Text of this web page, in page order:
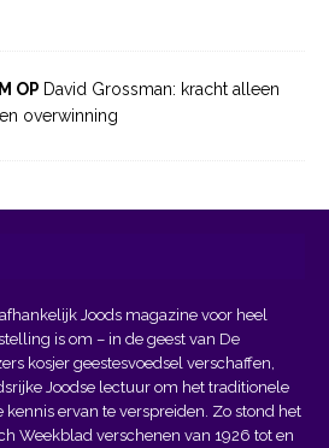
OP David Grossman: kracht alleen
overwinning
Joods magazine voor heel
is om – in de geest van De
kosjer geestesvoedsel verschaffen,
Joodse lectuur om het traditionele
ervan te verspreiden. Zo stond het
Weekblad verschenen van 1926 tot en